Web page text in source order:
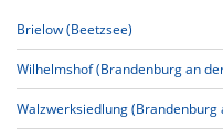
Brielow (Beetzsee)
Wilhelmshof (Brandenburg an
Walzwerksiedlung (Brandenburg